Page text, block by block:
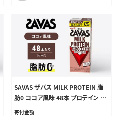
SAVAS ザバス MILK PROTEIN 脂
肪0 ココア風味 48本 プロテイン ザ
バスプロテイン ミルクプロテイン ド
寄付金額